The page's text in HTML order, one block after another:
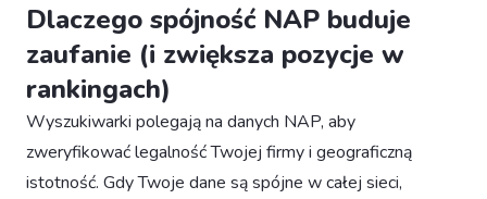
Dlaczego spójność NAP buduje
zaufanie (i zwiększa pozycje w
rankingach)
Wyszukiwarki polegają na danych NAP, aby
zweryfikować legalność Twojej firmy i geograficzną
istotność. Gdy Twoje dane są spójne w całej sieci,